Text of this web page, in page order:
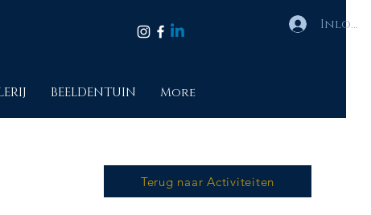
BEELDENTUIN More
Terug naar Activiteiten